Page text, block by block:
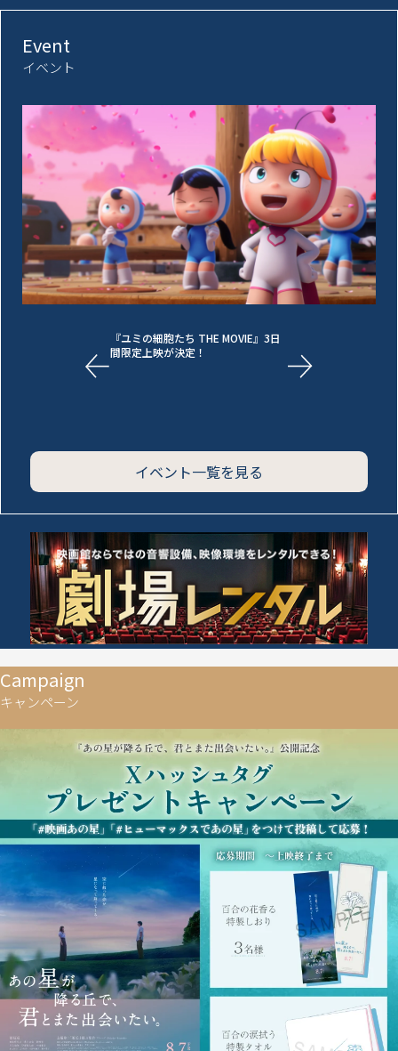
Event
イベント
『ユミの細胞たち THE MOVIE』3日
間限定上映が決定！
イベント一覧を見る
Campaign
キャンペーン